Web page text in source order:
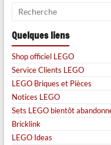
Quelques liens
Shop officiel LEGO
Service Clients LEGO
LEGO Briques et Pièces
Notices LEGO
Sets LEGO bientôt
Bricklink
LEGO Ideas